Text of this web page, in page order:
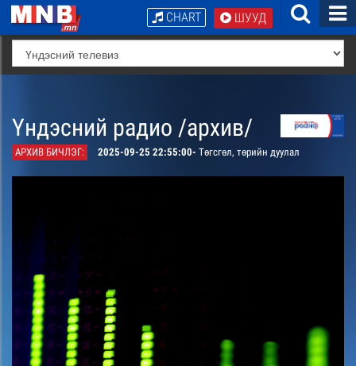
ШУУД
CHART
Үндэсний радио /архив/
АРХИВ БИЧЛЭГ: 2025-09-25 22:55:00- Төгсгөл, төрийн дуулал